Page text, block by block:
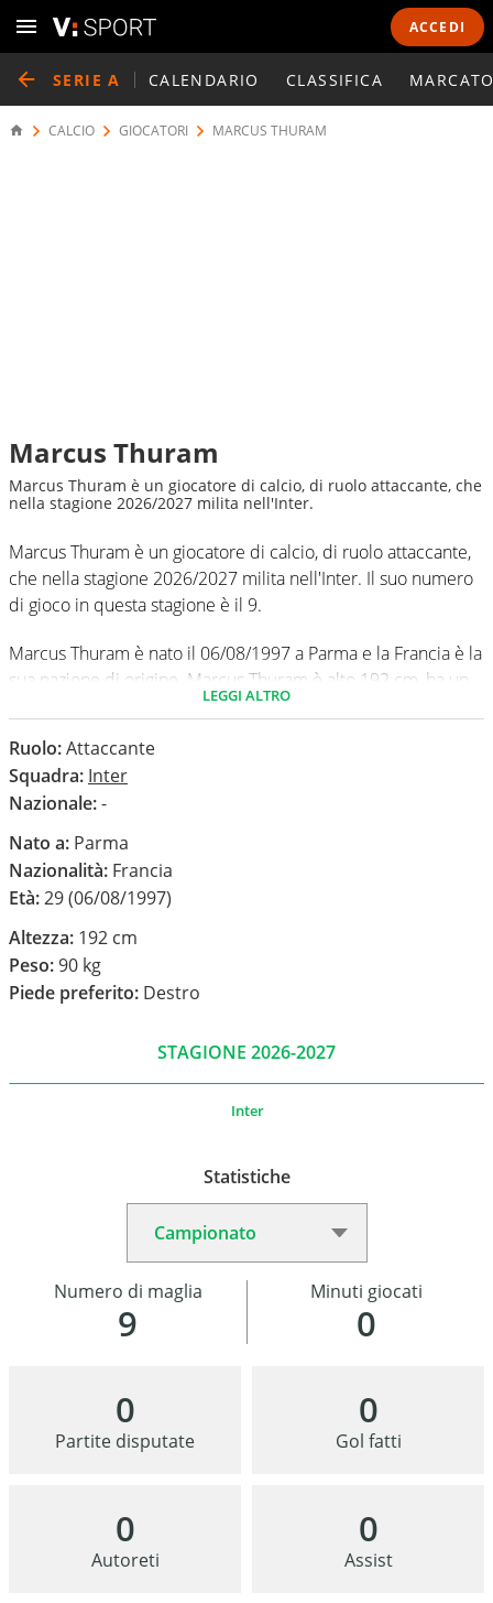
ACCEDI
SERIE A CALENDARIO CLASSIFICA
CALCIO GIOCATORI MARCUS THURAM
Marcus Thuram
Marcus Thuram è un giocatore di calcio, di ruolo attaccante, che
nella stagione 2026/2027 milita nell'Inter.
Marcus Thuram è un giocatore di calcio, di ruolo attaccante,
che nella stagione 2026/2027 milita nell'Inter. Il suo numero
di gioco in questa stagione è il 9.
Marcus Thuram è nato il 06/08/1997 a Parma e la Francia è la
sua nazione di origine. Marcus Thuram è alto 192 cm, ha un
peso medio di 90 kg. Il suo piede di calcio in via
In questa stagione ha disputato nel campionato Serie A 0
partite e non ha segnato nessun gol.
LEGGI ALTRO
Ruolo:Attaccante
Squadra: Inter
Nazionale:-
Nato a: Parma
Nazionalità: Francia
Età:29 (06/08/1997)
Altezza: 192 cm
Peso:90 kg
Piede preferito: Destro
STAGIONE 2026-2027
Inter
Statistiche
9
Numero di maglia
0
Minuti giocati
0
Partite disputate
0
Gol fatti
0
Autoreti
0
Assist